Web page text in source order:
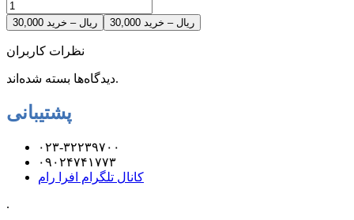
30,000 ریال – خرید
نظرات کاربران
دیدگاه‌ها بسته شده‌اند.
پشتیبانی
۰۲۳-۳۲۲۳۹۷۰۰
۰۹۰۲۴۷۴۱۷۷۳
کانال تلگرام افرا رام
.